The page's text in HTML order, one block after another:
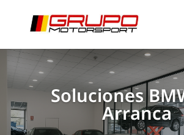
Soluciones
Arranca
[/et_pb_slide] [/et_pb_slide]